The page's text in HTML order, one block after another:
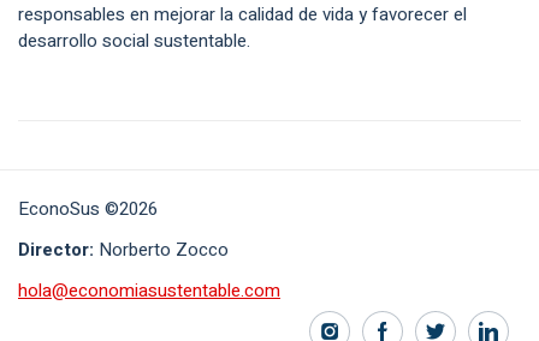
responsables en mejorar la calidad de vida y favorecer el
desarrollo social sustentable.
EconoSus ©2026
Director: Norberto Zocco
hola@economiasustentable.com